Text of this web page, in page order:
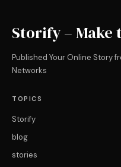
Storify –
Published Your Online Story
Networks
TOPICS
Storify
blog
stories